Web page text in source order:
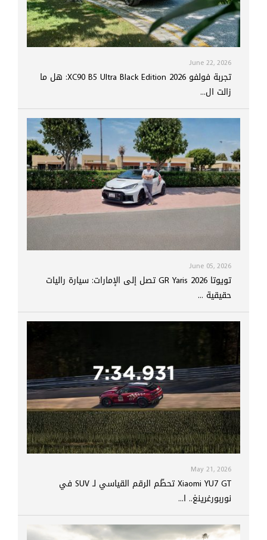
June 22, 2026
تجربة فولفو XC90 B5 Ultra Black Edition 2026: هل ما
زالت ال...
June 05, 2026
تويوتا GR Yaris 2026 تصل إلى الإمارات: سيارة راليات
حقيقية ...
May 21, 2026
Xiaomi YU7 GT تحطّم الرقم القياسي لـ SUV في
نوربورغرينغ.. ا...